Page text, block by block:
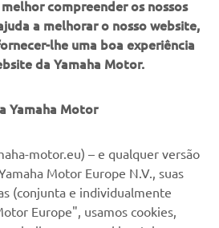
finlandesa, combinam
Ideais para as famílias
de embarcações que valorizam o
adaptam-se facilmente aos
à sua versatilidade.
1
a melhorar o nosso website,
lhe uma boa experiência
da Yamaha Motor.
Motor Europe N.V., suas
(conjunta e individualmente
Europe", usamos cookies,
similares aos cookies, tais como